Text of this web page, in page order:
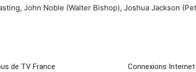
John Noble (Walter Bishop), Joshua Jackson
de TV France
Connexions